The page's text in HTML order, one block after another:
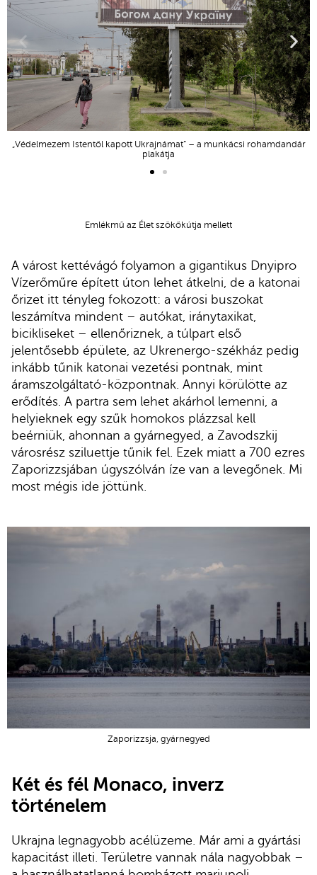
„Védelmezem Istentől kapott Ukrajnámat” – a munkácsi rohamdandár
plakátja
Emlékmű az Élet szökőkútja mellett
A várost kettévágó folyamon a gigantikus Dnyipro
Vízerőműre épített úton lehet átkelni, de a katonai
őrizet itt tényleg fokozott: a városi buszokat
leszámítva mindent – autókat, iránytaxikat,
bicikliseket – ellenőriznek, a túlpart első
jelentősebb épülete, az Ukrenergo-székház pedig
inkább tűnik katonai vezetési pontnak, mint
áramszolgáltató-központnak. Annyi körülötte az
erődítés. A partra sem lehet akárhol lemenni, a
helyieknek egy szűk homokos plázzsal kell
beérniük, ahonnan a gyárnegyed, a Zavodszkij
városrész sziluettje tűnik fel. Ezek miatt a 700 ezres
Zaporizzsjában úgyszólván íze van a levegőnek. Mi
most mégis ide jöttünk.
Zaporizzsja, gyárnegyed
Két és fél Monaco, inverz
történelem
Ukrajna legnagyobb acélüzeme. Már ami a gyártási
kapacitást illeti. Területre vannak nála nagyobbak –